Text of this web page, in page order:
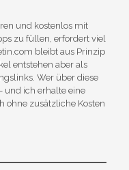
und kostenlos mit
zu füllen, erfordert viel
bleibt aus Prinzip
entstehen aber als
Wer über diese
und ich erhalte eine
ohne zusätzliche Kosten